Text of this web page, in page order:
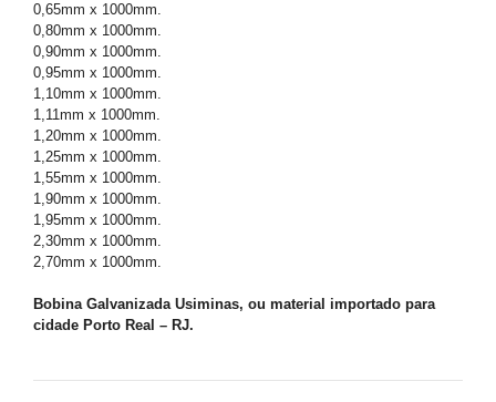
0,65mm x 1000mm.
0,80mm x 1000mm.
0,90mm x 1000mm.
0,95mm x 1000mm.
1,10mm x 1000mm.
1,11mm x 1000mm.
1,20mm x 1000mm.
1,25mm x 1000mm.
1,55mm x 1000mm.
1,90mm x 1000mm.
1,95mm x 1000mm.
2,30mm x 1000mm.
2,70mm x 1000mm.
Bobina Galvanizada Usiminas, ou material importado para
cidade Porto Real – RJ.